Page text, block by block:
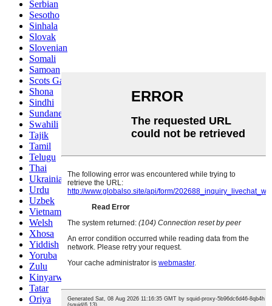
Serbian
Sesotho
Sinhala
Slovak
Slovenian
Somali
Samoan
Scots Gaelic
Shona
Sindhi
Sundanese
Swahili
Tajik
Tamil
Telugu
Thai
Ukrainian
Urdu
Uzbek
Vietnamese
Welsh
Xhosa
Yiddish
Yoruba
Zulu
Kinyarwanda
Tatar
Oriya